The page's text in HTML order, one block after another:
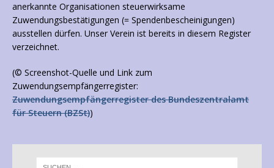
anerkannte Organisationen steuerwirksame
Zuwendungsbestätigungen (= Spendenbescheinigungen)
ausstellen dürfen. Unser Verein ist bereits in diesem Register
verzeichnet.
(© Screenshot-Quelle und Link zum
Zuwendungsempfängerregister:
Zuwendungsempfängerregister des Bundeszentralamt
für Steuern (BZSt))